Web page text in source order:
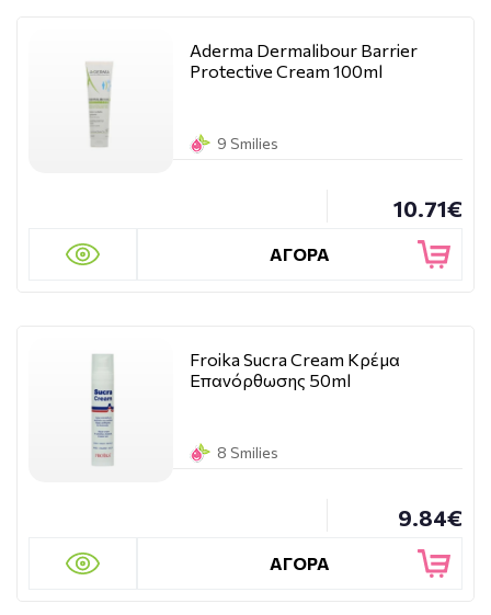
Aderma Dermalibour Barrier
Protective Cream 100ml
9 Smilies
10.71€
ΑΓΟΡΑ
Froika Sucra Cream Κρέμα
Επανόρθωσης 50ml
8 Smilies
9.84€
ΑΓΟΡΑ